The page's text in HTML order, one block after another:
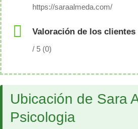
https://saraalmeda.com/
Valoración de los clientes
/ 5 (0)
Ubicación de Sara
Psicologia